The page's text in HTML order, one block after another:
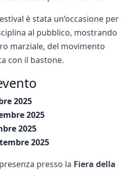
è stata un’occasione per
al pubblico, mostrando
marziale, del movimento
con il bastone.
2025
2025
2025
2025
presso la Fiera della